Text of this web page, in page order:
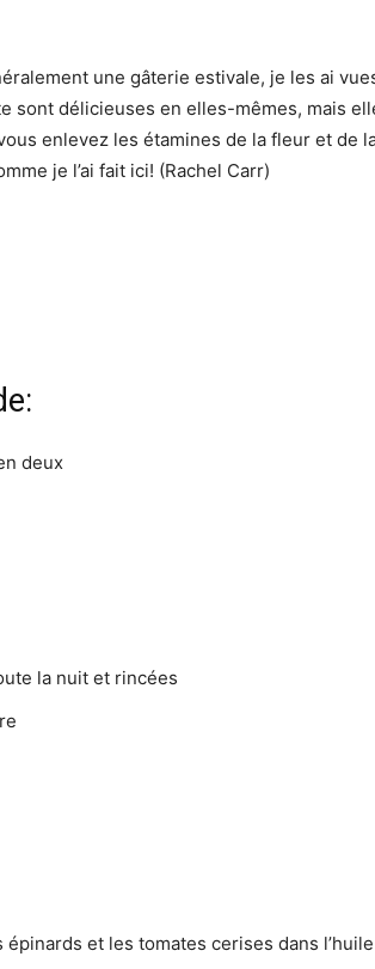
une gâterie estivale, je les ai
sont délicieuses en elles-mêmes, mais
enlevez les étamines de la fleur et de
je l’ai fait ici! (Rachel Carr)
deux
la nuit et rincées
et les tomates cerises dans